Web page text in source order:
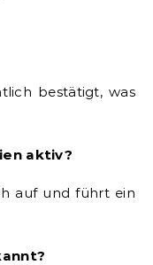
bestätigt, was
aktiv?
auf und führt ein